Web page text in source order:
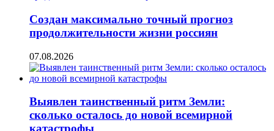
Создан максимально точный прогноз
продолжительности жизни россиян
07.08.2026
Выявлен таинственный ритм Земли:
сколько осталось до новой всемирной
катастрофы